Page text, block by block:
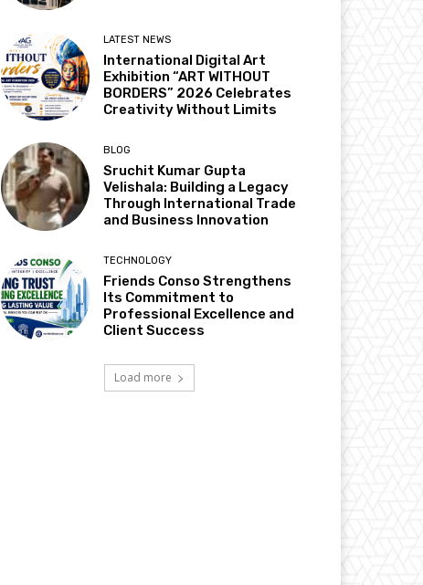
LATEST NEWS
International Digital Art
Exhibition “ART WITHOUT
BORDERS” 2026 Celebrates
Creativity Without Limits
BLOG
Sruchit Kumar Gupta
Velishala: Building a Legacy
Through International Trade
and Business Innovation
TECHNOLOGY
Friends Conso Strengthens
Its Commitment to
Professional Excellence and
Client Success
Load more